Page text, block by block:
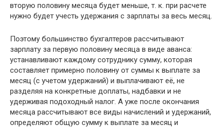
вторую половину месяца будет меньше, т. к. при расчете
нужно будет учесть удержания с зарплаты за весь месяц.
Поэтому большинство бухгалтеров рассчитывают
зарплату за первую половину месяца в виде аванса:
устанавливают каждому сотруднику сумму, которая
составляет примерно половину от суммы к выплате за
месяц (с учетом удержаний) и выплачивают её, не
разделяя на конкретные доплаты, надбавки и не
удерживая подоходный налог. А уже после окончания
месяца рассчитывают все виды начислений и удержаний,
определяют общую сумму к выплате за месяц и